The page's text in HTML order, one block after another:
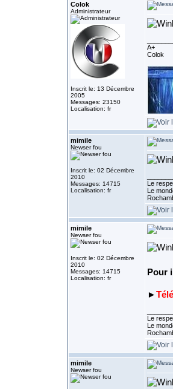
Colok
Administrateur
Inscrit le: 13 Décembre
2005
Messages: 23150
Localisation: fr
A+
Colok
mimile
Newser fou
Inscrit le: 02 Décembre
2010
Messages: 14715
Localisation: fr
Le
Le
mimile
Newser fou
Inscrit le: 02 Décembre
2010
Messages: 14715
Localisation: fr
Pour
►
Le
Le
mimile
Newser fou